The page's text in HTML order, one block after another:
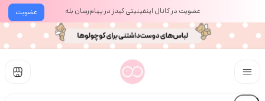
عضویت عضویت در کانال اینفینیتی کیدز در پیام‌رسان بله